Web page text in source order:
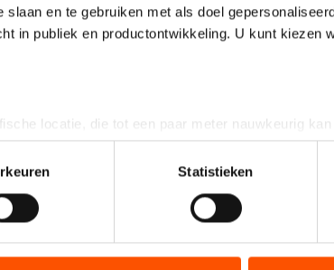
en te gebruiken met als doel
in publiek en productontwikkeling. U kunt kiezen
locatie, die tot een paar meter nauwkeurig kan
te scannen op specifieke eigenschappen
worden verwerkt en stel uw voorkeuren in het
in de Cookieverklaring.
van onze site met onze partners voor social
Statistieken